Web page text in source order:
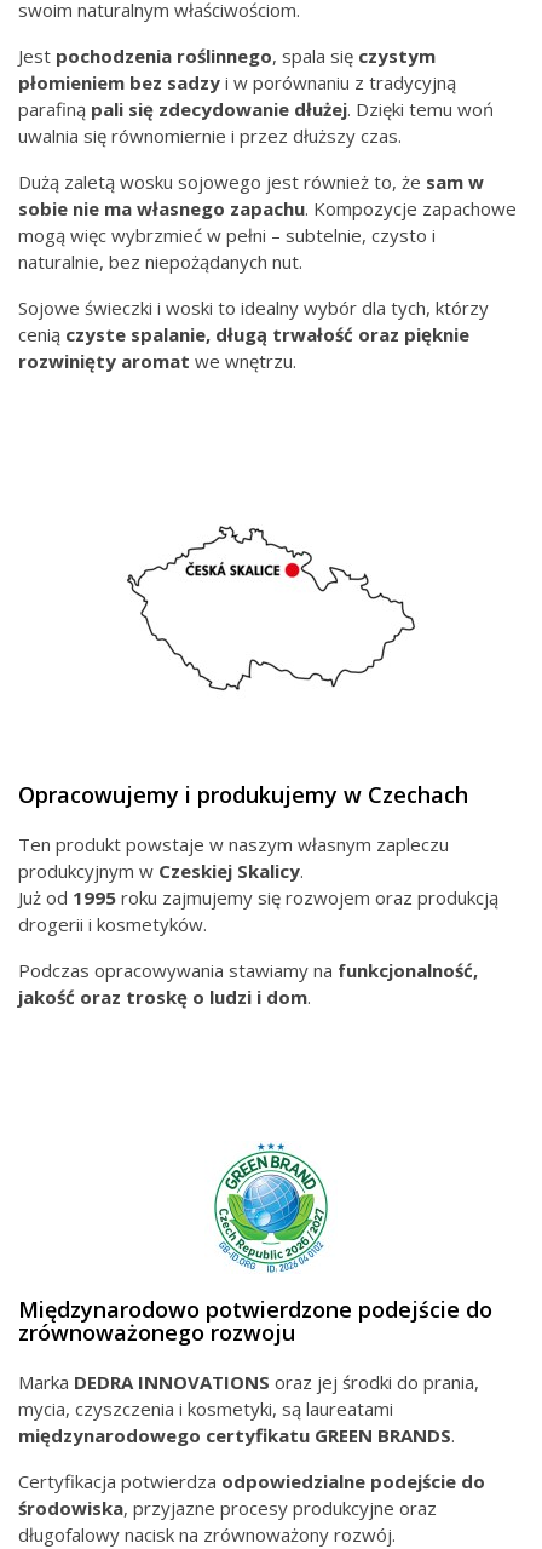
swoim naturalnym właściwościom.
Jest pochodzenia roślinnego, spala się czystym
płomieniem bez sadzy i w porównaniu z tradycyjną
parafiną pali się zdecydowanie dłużej. Dzięki temu woń
uwalnia się równomiernie i przez dłuższy czas.
Dużą zaletą wosku sojowego jest również to, że sam w
sobie nie ma własnego zapachu. Kompozycje zapachowe
mogą więc wybrzmieć w pełni – subtelnie, czysto i
naturalnie, bez niepożądanych nut.
Sojowe świeczki i woski to idealny wybór dla tych, którzy
cenią czyste spalanie, długą trwałość oraz pięknie
rozwinięty aromat we wnętrzu.
Opracowujemy i produkujemy w Czechach
Ten produkt powstaje w naszym własnym zapleczu
produkcyjnym w Czeskiej Skalicy.
Już od 1995 roku zajmujemy się rozwojem oraz produkcją
drogerii i kosmetyków.
Podczas opracowywania stawiamy na funkcjonalność,
jakość oraz troskę o ludzi i dom.
Międzynarodowo potwierdzone podejście do
zrównoważonego rozwoju
Marka DEDRA INNOVATIONS oraz jej środki do prania,
mycia, czyszczenia i kosmetyki, są laureatami
międzynarodowego certyfikatu GREEN BRANDS.
Certyfikacja potwierdza odpowiedzialne podejście do
środowiska, przyjazne procesy produkcyjne oraz
długofalowy nacisk na zrównoważony rozwój.